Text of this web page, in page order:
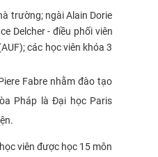
trường; ngài Alain Dorie
Delcher - điều phối viên
các học viên khóa 3
Fabre nhằm đào tạo
Pháp là Đại học Paris
viên được học 15 môn